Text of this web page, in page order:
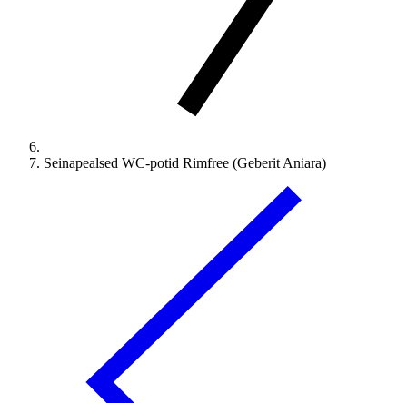
Seinapealsed WC-potid Rimfree (Geberit Aniara)